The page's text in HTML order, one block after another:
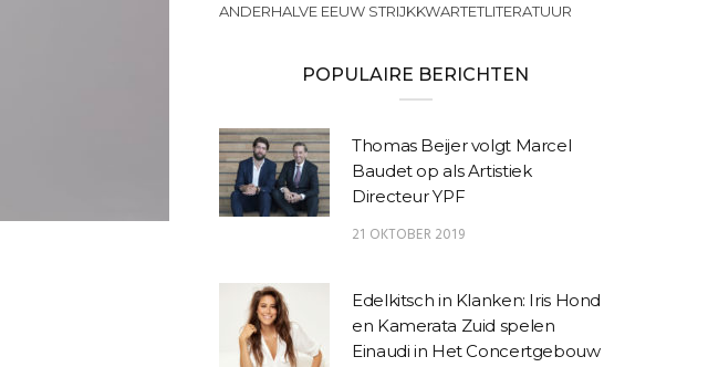
ANDERHALVE EEUW STRIJKKWARTETLITERATUUR
POPULAIRE BERICHTEN
Thomas Beijer volgt Marcel
Baudet op als Artistiek
Directeur YPF
21 OKTOBER 2019
Edelkitsch in Klanken: Iris Hond
en Kamerata Zuid spelen
Einaudi in Het Concertgebouw